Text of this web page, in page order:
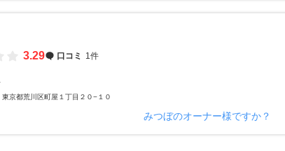
3.29
口コミ 1件
東京都荒川区町屋１丁目２０−１０
みつぼのオーナー様ですか？